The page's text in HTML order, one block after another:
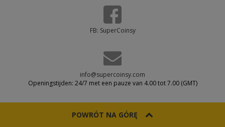
FB: SuperCoinsy
info@supercoinsy.com
Openingstijden: 24/7 met een pauze van 4.00 tot 7.00 (GMT)
POWRÓT NA GÓRĘ